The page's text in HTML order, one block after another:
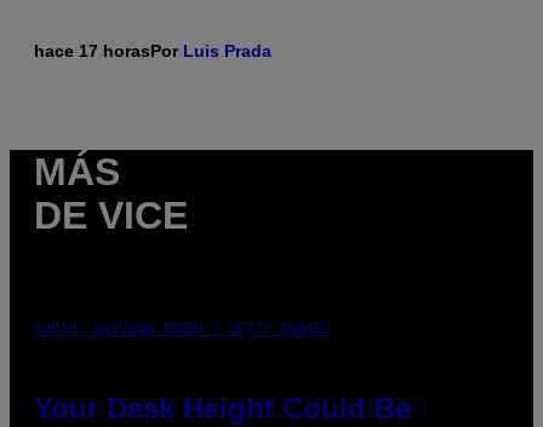
hace 17 horasPor Luis Prada
MÁS
DE VICE
PHOTO: BATUHAN TOKER / GETTY IMAGES
Your Desk Height Could Be